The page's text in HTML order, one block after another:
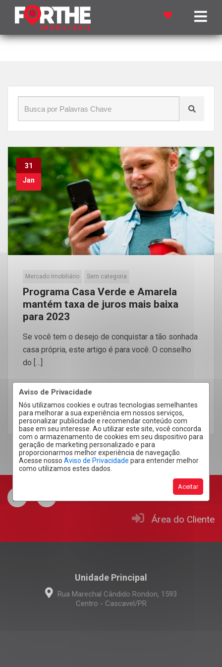
Início»Blog » Casa Verde e Amarela
Aviso de Privacidade
Nós utilizamos cookies e outras tecnologias semelhantes
para melhorar a sua experiência em nossos serviços,
personalizar publicidade e recomendar conteúdo com
base em seu interesse. Ao utilizar este site, você concorda
com o armazenamento de cookies em seu dispositivo para
geração de marketing personalizado e para
proporcionarmos melhor experiência de navegação.
Acesse nosso Aviso de Privacidade para entender melhor
como utilizamos estes dados.
Aceitar
31
Jan
Mercado Imobiliário Sem categoria
Programa Casa Verde e Amarela
mantém taxa de juros mais baixa
para 2023
Se você tem o desejo de conquistar a tão sonhada
casa própria, este artigo é para você. O conselho
do […]
LEIA MAIS
Área do Cliente
Unidade Principal
Rua Marechal Cândido Rondon, 1593
Centro - Cascavel/PR